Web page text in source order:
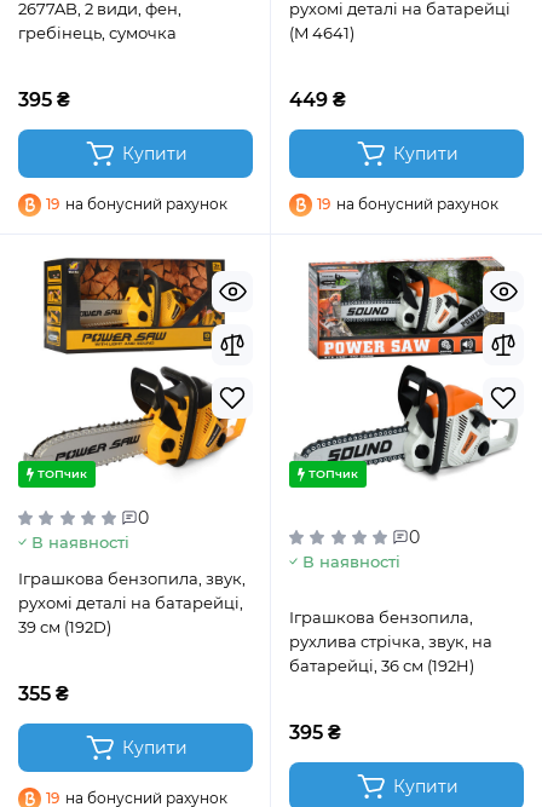
2677AB, 2 види, фен,
гребінець, сумочка
395 ₴
Купити
19 на бонусний рахунок
рухомі деталі на батарейці
(M 4641)
449 ₴
Купити
19 на бонусний рахунок
ТОПчик
0
В наявності
Іграшкова бензопила, звук,
рухомі деталі на батарейці,
39 см (192D)
355 ₴
Купити
19 на бонусний рахунок
ТОПчик
0
В наявності
Іграшкова бензопила,
рухлива стрічка, звук, на
батарейці, 36 см (192H)
395 ₴
Купити